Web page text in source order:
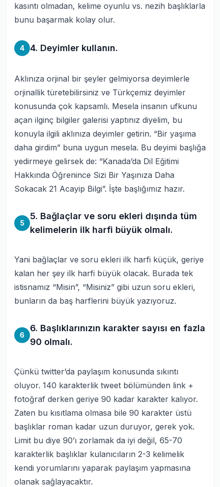
kasıntı olmadan, kelime oyunlu vs. nezih başlıklarla
bunu başarmak kolay olur.
4 4. Deyimler kullanın.
Aklınıza orjinal bir şeyler gelmiyorsa deyimlerle
orjinallik türetebilirsiniz ve Türkçemiz deyimler
konusunda çok kapsamlı. Mesela insanın ufkunu
açan ilginç bilgiler galerisi yaptınız diyelim, bu
konuyla ilgili aklınıza deyimler getirin. “Bir yaşıma
daha girdim” buna uygun mesela. Bu deyimi başlığa
yedirmeye gelirsek de: “Kanada’da Dil Eğitimi
Hakkında Öğrenince Sizi Bir Yaşınıza Daha
Sokacak 21 Acayip Bilgi”. İşte başlığımız hazır.
5
5. Bağlaçlar ve soru ekleri dışında tüm
kelimelerin ilk harfi büyük olmalı.
Yani bağlaçlar ve soru ekleri ilk harfi küçük, geriye
kalan her şey ilk harfi büyük olacak. Burada tek
istisnamız “Misin”, “Misiniz” gibi uzun soru ekleri,
bunların da baş harflerini büyük yazıyoruz.
6
6. Başlıklarınızın karakter sayısı en fazla
90 olmalı.
Çünkü twitter’da paylaşım konusunda sıkıntı
oluyor. 140 karakterlik tweet bölümünden link +
fotoğraf derken geriye 90 kadar karakter kalıyor.
Zaten bu kısıtlama olmasa bile 90 karakter üstü
başlıklar roman kadar uzun duruyor, gerek yok.
Limit bu diye 90’ı zorlamak da iyi değil, 65-70
karakterlik başlıklar kulanıcıların 2-3 kelimelik
kendi yorumlarını yaparak paylaşım yapmasına
olanak sağlayacaktır.